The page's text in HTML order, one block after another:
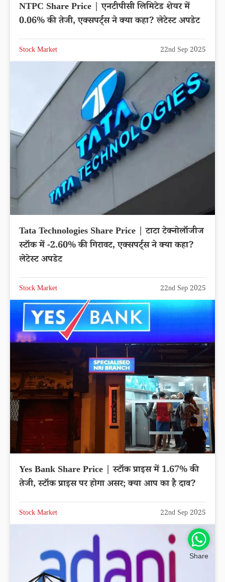
NTPC Share Price | एनटीपीसी लिमिटेड शेयर में
0.06% की तेजी, एक्सपर्ट्स ने क्या कहा? लेटेस्ट अपडेट
Stock Market 22nd Sep 2025
Tata Technologies Share Price | टाटा टेक्नोलॉजीज
स्टॉक में -2.60% की गिरावट, एक्सपर्ट्स ने क्या कहा?
लेटेस्ट अपडेट
Stock Market 22nd Sep 2025
Yes Bank Share Price | स्टॉक प्राइस में 1.67% की
तेजी, स्टॉक प्राइस पर होगा असर; क्या आप का है दाव?
Stock Market 22nd Sep 2025
Share